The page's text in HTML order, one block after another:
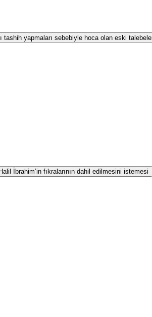
tashih yapmaları sebebiyle hoca olan eski
İbrahim’in fıkralarının dahil edilmesini istemesi